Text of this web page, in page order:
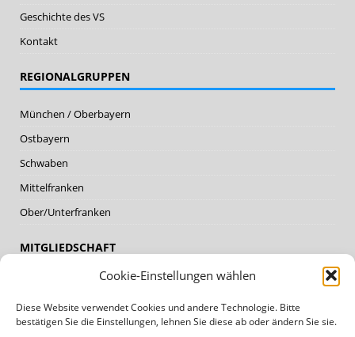
Cookie-Einstellungen wählen
Diese Website verwendet Cookies und andere Technologie. Bitte
bestätigen Sie die Einstellungen, lehnen Sie diese ab oder ändern Sie sie.
Geschichte des VS
Kontakt
REGIONALGRUPPEN
München / Oberbayern
Ostbayern
Schwaben
Mittelfranken
Ober/Unterfranken
MITGLIEDSCHAFT
Mitglied werden